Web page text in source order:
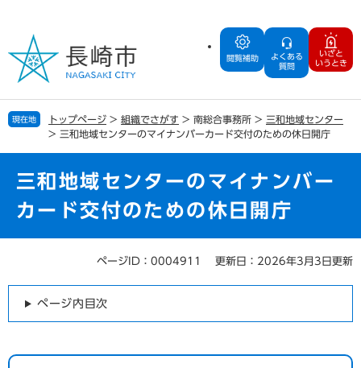
の
で
す
ー
ば
し
閲覧補助
よくある
質問
いざと
いうとき
現在地 トップページ > 組織でさがす > 南総合事務所 > 三和地域センター
> 三和地域センターのマイナンバーカード交付のための休日開庁
三和地域センターのマイナンバー
カード交付のための休日開庁
ページID：0004911 更新日：2026年3月3日更新
ページ内目次